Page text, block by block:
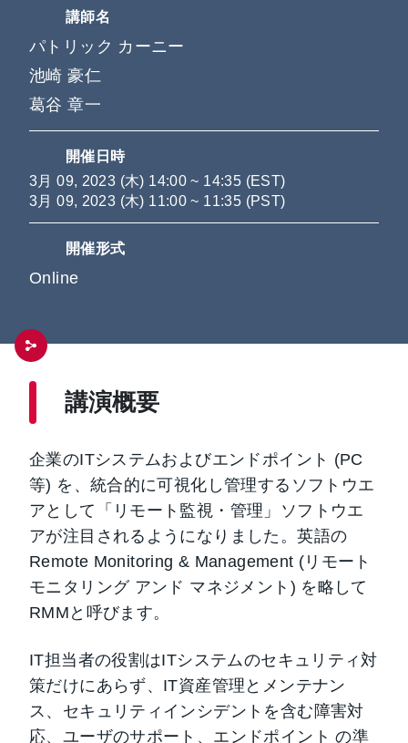
講師名
パトリック カーニー
池崎 豪仁
葛谷 章一
開催日時
3月 09, 2023 (木) 14:00 ~ 14:35 (EST)
3月 09, 2023 (木) 11:00 ~ 11:35 (PST)
開催形式
Online
講演概要
企業のITシステムおよびエンドポイント (PC
等) を、統合的に可視化し管理するソフトウエ
アとして「リモート監視・管理」ソフトウエ
アが注目されるようになりました。英語の
Remote Monitoring & Management (リモート
モニタリング アンド マネジメント) を略して
RMMと呼びます。
IT担当者の役割はITシステムのセキュリティ対
策だけにあらず、IT資産管理とメンテナン
ス、セキュリティインシデントを含む障害対
応、ユーザのサポート、エンドポイント の準